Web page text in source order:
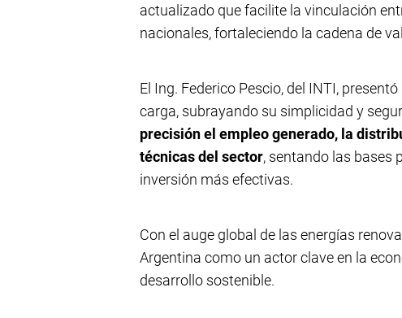
actualizado que facilite la vinculación
nacionales, fortaleciendo la cadena de
El Ing. Federico Pescio, del INTI,
carga, subrayando su simplicidad y
precisión el empleo generado, la
técnicas del sector, sentando las bases
inversión más efectivas.
Con el auge global de las energías
Argentina como un actor clave en la
desarrollo sostenible.